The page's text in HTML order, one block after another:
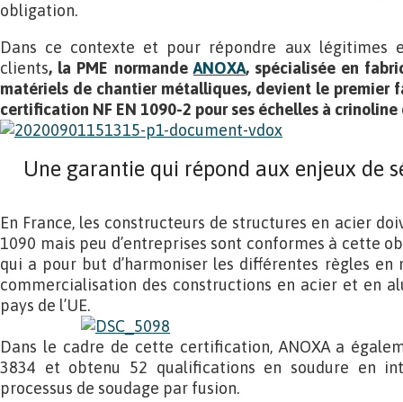
obligation.
Dans ce contexte et pour répondre aux légitimes
clients, la PME normandeANOXA, spécialisée en
matériels de chantier métalliques, devient le premier
certification NF EN 1090-2 pour ses échelles à crinoline
Une garantie qui répond aux enjeux de
En France, les constructeurs de structures en acier
1090 mais peu d’entreprises sont conformes à cette
qui a pour but d’harmoniser les différentes règles
commercialisation des constructions en acier et en
pays de l’UE.
Dans le cadre de cette certification, ANOXA a
3834 et obtenu 52 qualifications en soudure en
processus de soudage par fusion.